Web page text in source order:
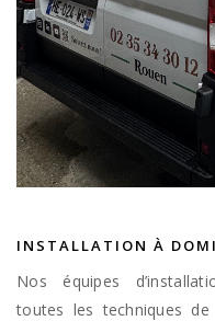
INSTALLATION À
Nos équipes
toutes les techniques